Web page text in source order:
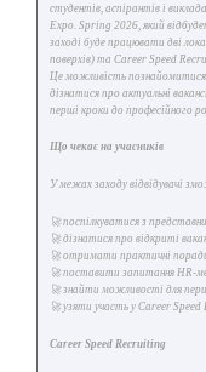
студентів, аспірантів і
Expo. Spring 2026, який
заході буде працювати дві
поверхів) та Career Speed
Це можливість познайомитися
дізнатися про актуальні
перші кроки до професійного
Що чекає на учасників
У межах заходу відвідувачі
🚀 поспілкуватися з
🚀 дізнатися про відкриті
🚀 отримати практичні
🚀 поставити запитання HR-
🚀 знайти можливості для
🚀 узяти участь у Career Speed
Career Speed Recruiting